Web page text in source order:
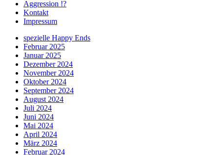
Aggression !?
Kontakt
Impressum
spezielle Happy Ends
Februar 2025
Januar 2025
Dezember 2024
November 2024
Oktober 2024
September 2024
August 2024
Juli 2024
Juni 2024
Mai 2024
April 2024
März 2024
Februar 2024